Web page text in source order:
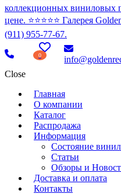
коллекционных виниловых
цене. ⭐️⭐️⭐️⭐️⭐️ Галерея
(911) 955-77-67.
0
Close
Главная
О компании
Каталог
Распродажа
Информация
Состояние
Статьи
Обзоры и
Доставка и оплата
Контакты